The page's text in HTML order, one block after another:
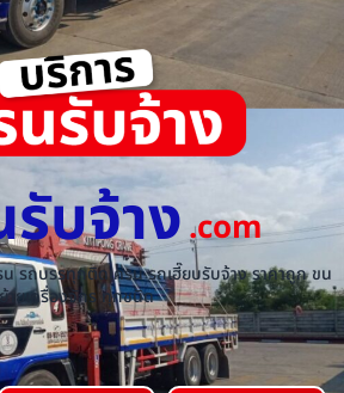
รับจ้าง.com
น รถบรรทุกติดเครน รถเฮี๊ยบรับจ้าง ราคาถูก ขน
ย้ายเครื่องจักร ทุกชนิด